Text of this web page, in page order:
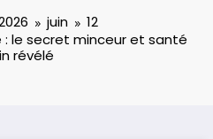
juin
12
le secret minceur et santé
révélé